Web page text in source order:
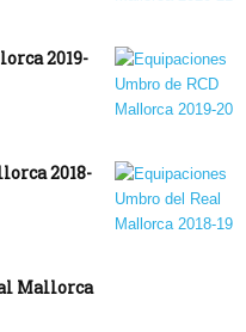
2019-
2018-
Mallorca